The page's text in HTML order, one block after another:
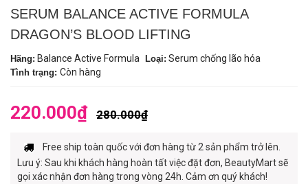
SERUM BALANCE ACTIVE FORMULA
DRAGON’S BLOOD LIFTING
Hãng: Balance Active Formula Loại: Serum chống lão hóa
Tình trạng: Còn hàng
220.000₫ 280.000₫
Free ship toàn quốc với đơn hàng từ 2 sản phẩm trở lên.
Lưu ý: Sau khi khách hàng hoàn tất việc đặt đơn, BeautyMart sẽ
gọi xác nhận đơn hàng trong vòng 24h. Cảm ơn quý khách!